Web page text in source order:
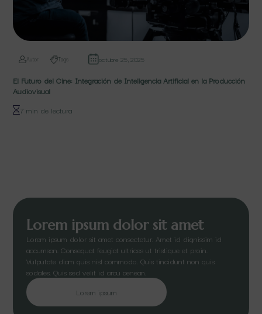
Autor Tags octubre 25, 2025
El Futuro del Cine: Integración de Inteligencia Artificial en la Producción
Audiovisual
7 min de lectura
Lorem ipsum dolor sit amet
Lorem ipsum dolor sit amet consectetur. Amet id dignissim id
accumsan. Consequat feugiat ultrices ut tristique et proin.
Vulputate diam quis nisl commodo. Quis tincidunt non quis
sodales. Quis sed velit id arcu aenean.
Lorem ipsum